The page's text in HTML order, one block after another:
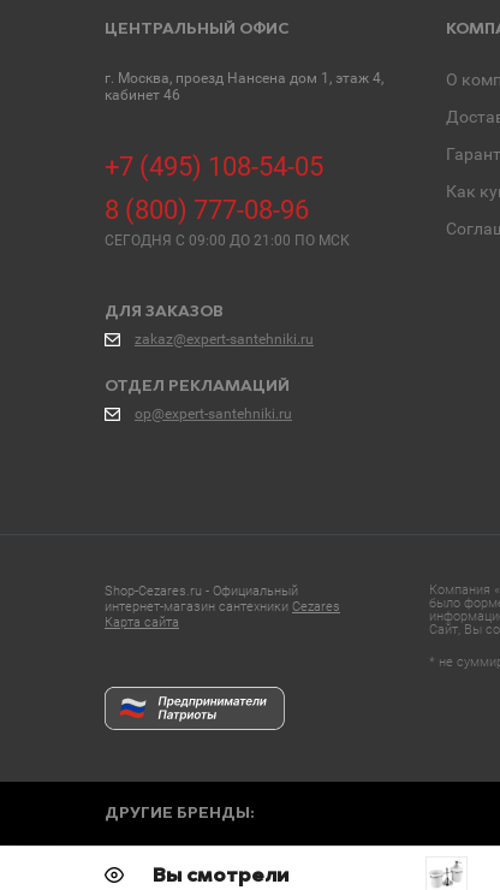
ЦЕНТРАЛЬНЫЙ ОФИС
г. Москва, проезд Нансена дом 1, этаж 4,
кабинет 46
+7 (495) 108-54-05
8 (800) 777-08-96
СЕГОДНЯ C 09:00 ДО 21:00 ПО МСК
ДЛЯ ЗАКАЗОВ
zakaz@expert-santehniki.ru
ОТДЕЛ РЕКЛАМАЦИЙ
op@expert-santehniki.ru
О
Как
Shop-Cezares.ru - Официальный
интернет-магазин сантехники Cezares
Карта сайта
Компания
было
Сайт, Вы
* не
ДРУГИЕ БРЕНДЫ:
Вы смотрели